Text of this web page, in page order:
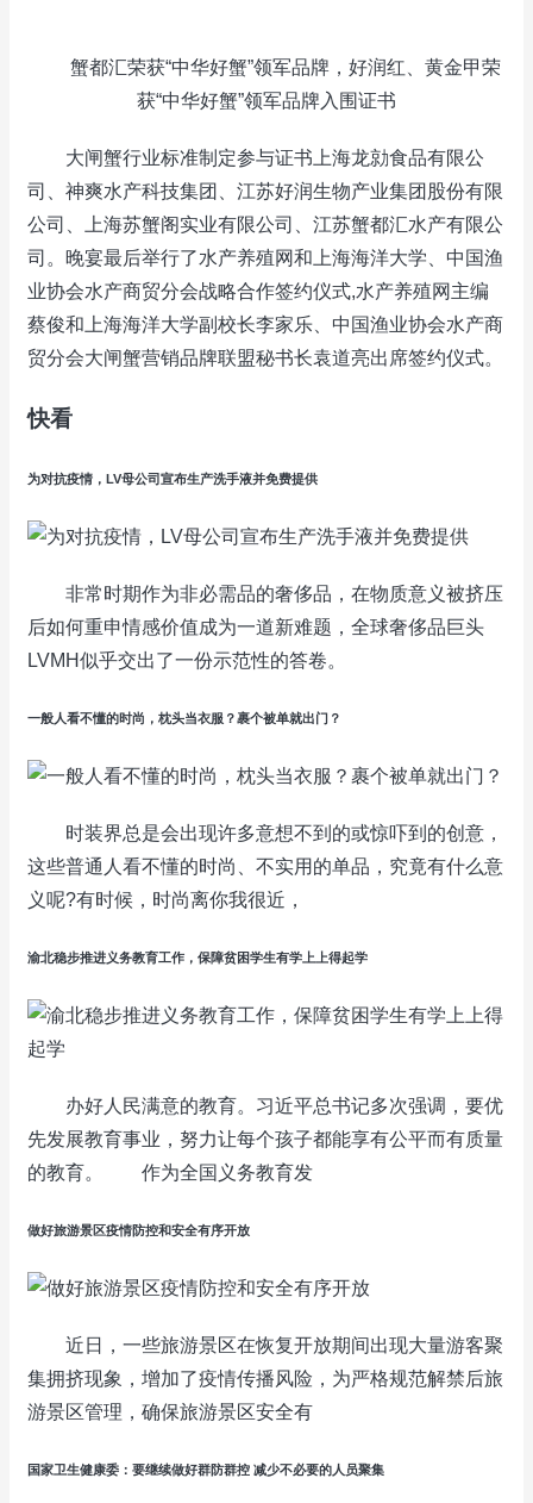
蟹都汇荣获“中华好蟹”领军品牌，好润红、黄金甲荣
获“中华好蟹”领军品牌入围证书
大闸蟹行业标准制定参与证书上海龙勍食品有限公
司、神爽水产科技集团、江苏好润生物产业集团股份有限
公司、上海苏蟹阁实业有限公司、江苏蟹都汇水产有限公
司。晚宴最后举行了水产养殖网和上海海洋大学、中国渔
业协会水产商贸分会战略合作签约仪式,水产养殖网主编
蔡俊和上海海洋大学副校长李家乐、中国渔业协会水产商
贸分会大闸蟹营销品牌联盟秘书长袁道亮出席签约仪式。
快看
为对抗疫情，LV母公司宣布生产洗手液并免费提供
非常时期作为非必需品的奢侈品，在物质意义被挤压
后如何重申情感价值成为一道新难题，全球奢侈品巨头
LVMH似乎交出了一份示范性的答卷。
一般人看不懂的时尚，枕头当衣服？裹个被单就出门？
时装界总是会出现许多意想不到的或惊吓到的创意，
这些普通人看不懂的时尚、不实用的单品，究竟有什么意
义呢?有时候，时尚离你我很近，
渝北稳步推进义务教育工作，保障贫困学生有学上上得起学
办好人民满意的教育。习近平总书记多次强调，要优
先发展教育事业，努力让每个孩子都能享有公平而有质量
的教育。 作为全国义务教育发
做好旅游景区疫情防控和安全有序开放
近日，一些旅游景区在恢复开放期间出现大量游客聚
集拥挤现象，增加了疫情传播风险，为严格规范解禁后旅
游景区管理，确保旅游景区安全有
国家卫生健康委：要继续做好群防群控 减少不必要的人员聚集